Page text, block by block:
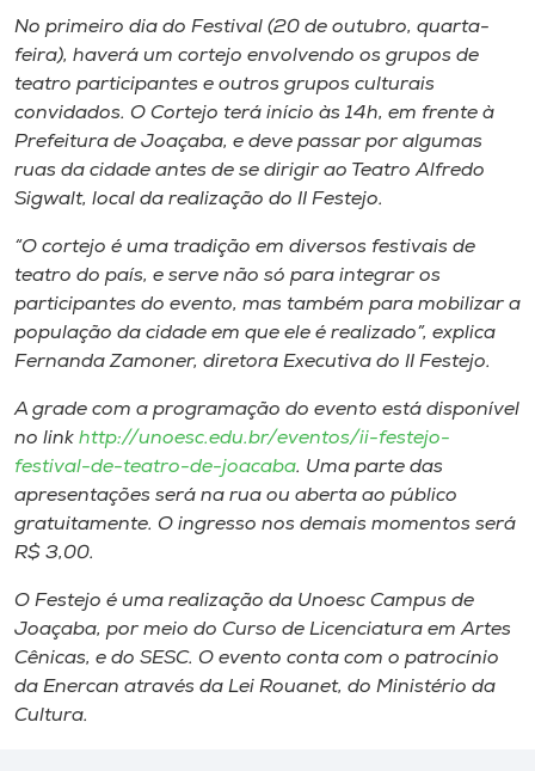
A+
A-
No primeiro dia do Festival (20 de outubro, quarta-
feira), haverá um cortejo envolvendo os grupos de
teatro participantes e outros grupos culturais
convidados. O Cortejo terá início às 14h, em frente à
Prefeitura de Joaçaba, e deve passar por algumas
ruas da cidade antes de se dirigir ao Teatro Alfredo
Sigwalt, local da realização do II Festejo.
“O cortejo é uma tradição em diversos festivais de
teatro do país, e serve não só para integrar os
participantes do evento, mas também para mobilizar a
população da cidade em que ele é realizado”, explica
Fernanda Zamoner, diretora Executiva do II Festejo.
A grade com a programação do evento está disponível
no link http://unoesc.edu.br/eventos/ii-festejo-
festival-de-teatro-de-joacaba. Uma parte das
apresentações será na rua ou aberta ao público
gratuitamente. O ingresso nos demais momentos será
R$ 3,00.
O Festejo é uma realização da Unoesc Campus de
Joaçaba, por meio do Curso de Licenciatura em Artes
Cênicas, e do SESC. O evento conta com o patrocínio
da Enercan através da Lei Rouanet, do Ministério da
Cultura.